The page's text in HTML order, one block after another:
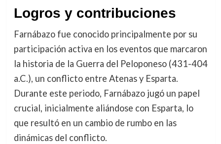
Logros y contribuciones
Farnábazo fue conocido principalmente por su
participación activa en los eventos que marcaron
la historia de la Guerra del Peloponeso (431-404
a.C.), un conflicto entre Atenas y Esparta.
Durante este periodo, Farnábazo jugó un papel
crucial, inicialmente aliándose con Esparta, lo
que resultó en un cambio de rumbo en las
dinámicas del conflicto.